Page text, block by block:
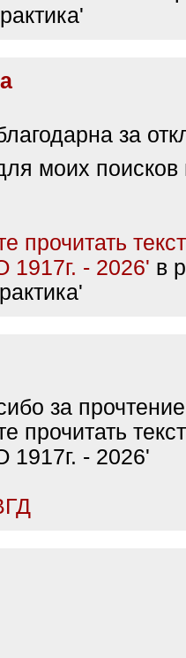
за
моих поисков
прочитать
1917г. - 2026' в
за прочтение
прочитать
1917г. - 2026'